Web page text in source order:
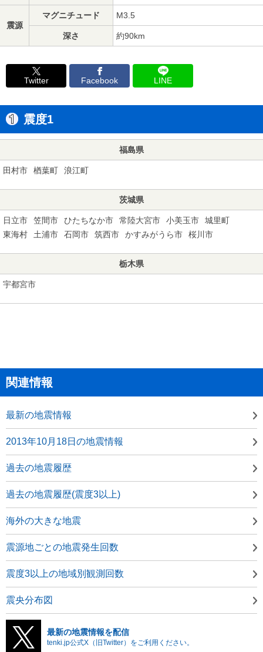
震源
マグニチュード M3.5
深さ 約90km
Twitter Facebook LINE
震度1
福島県
田村市 楢葉町 浪江町
茨城県
日立市 笠間市 ひたちなか市 常陸大宮市 小美玉市
城里町
東海村
土浦市 石岡市 筑西市 かすみがうら市 桜川市
栃木県
宇都宮市
関連情報
最新の地震情報
2013年10月18日の地震情報
過去の地震履歴
過去の地震履歴(震度3以上)
海外の大きな地震
震源地ごとの地震発生回数
震度3以上の地域別観測回数
震央分布図
最新の地震情報を配信
tenki.jp公式X（旧Twitter）をご利用ください。